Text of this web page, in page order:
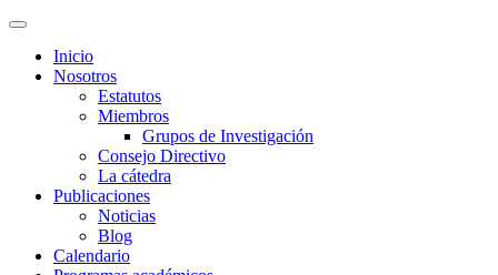
Inicio
Nosotros
Estatutos
Miembros
Grupos de Investigación
Consejo Directivo
La cátedra
Publicaciones
Noticias
Blog
Calendario